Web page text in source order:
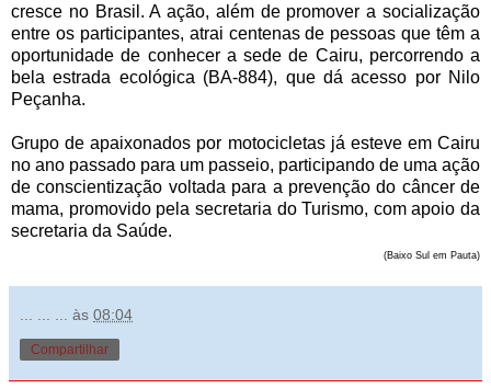
cresce no Brasil. A ação, além de promover a socialização
entre os participantes, atrai centenas de pessoas que têm a
oportunidade de conhecer a sede de Cairu, percorrendo a
bela estrada ecológica (BA-884), que dá acesso por Nilo
Peçanha.
Grupo de apaixonados por motocicletas já esteve em Cairu
no ano passado para um passeio, participando de uma ação
de conscientização voltada para a prevenção do câncer de
mama, promovido pela secretaria do Turismo, com apoio da
secretaria da Saúde.
(Baixo Sul em Pauta)
às 08:04
Compartilhar